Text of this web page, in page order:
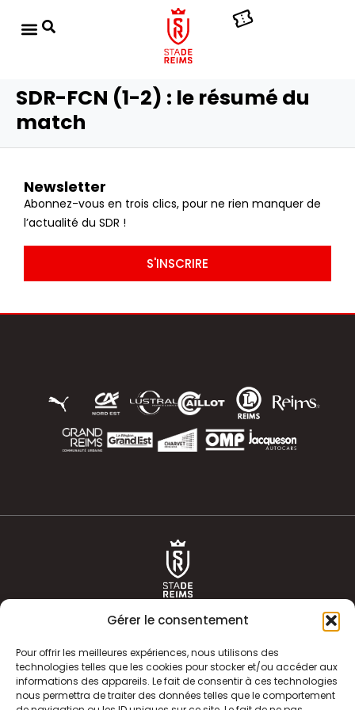
Gérer le consentement
Pour offrir les meilleures expériences, nous utilisons des
technologies telles que les cookies pour stocker et/ou accéder aux
informations des appareils. Le fait de consentir à ces technologies
nous permettra de traiter des données telles que le comportement
SDR-FCN (1-2) : le résumé du
match
Newsletter
Abonnez-vous en trois clics, pour ne rien manquer de
l’actualité du SDR !
S'INSCRIRE
ACTUALITÉS HISTOIRE